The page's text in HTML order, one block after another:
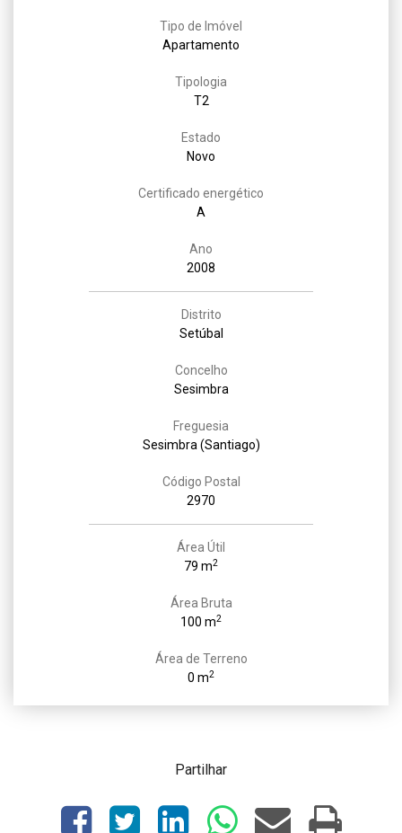
Tipo de Imóvel
Apartamento
Tipologia
T2
Estado
Novo
Certificado energético
A
Ano
2008
Distrito
Setúbal
Concelho
Sesimbra
Freguesia
Sesimbra (Santiago)
Código Postal
2970
Área Útil
79 m2
Área Bruta
100 m2
Área de Terreno
0 m2
Partilhar